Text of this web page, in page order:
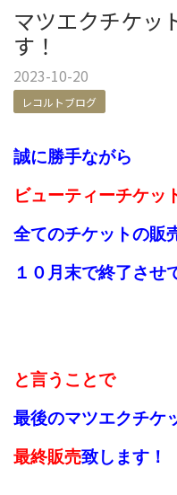
マツエクチケッ
す！
2023-10-20
レコルトブログ
誠に勝手ながら
ビューティーチケッ
全てのチケットの販
１０月末で終了させ
と言うことで
最後のマツエクチケ
最終販売致します！